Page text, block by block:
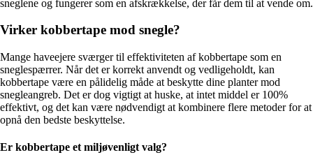
sneglene og fungerer som en afskrækkelse, der får dem til at vende om.
Virker kobbertape mod snegle?
Mange haveejere sværger til effektiviteten af kobbertape som en
sneglespærrer. Når det er korrekt anvendt og vedligeholdt, kan
kobbertape være en pålidelig måde at beskytte dine planter mod
snegleangreb. Det er dog vigtigt at huske, at intet middel er 100%
effektivt, og det kan være nødvendigt at kombinere flere metoder for at
opnå den bedste beskyttelse.
Er kobbertape et miljøvenligt valg?